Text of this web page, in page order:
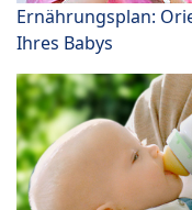
Ernährungsplan:
Ihres Babys